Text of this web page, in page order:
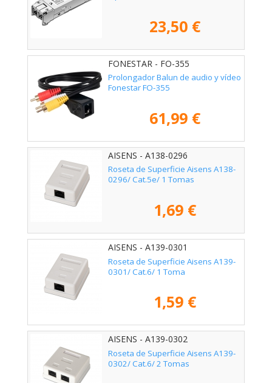
23,50 €
FONESTAR - FO-355
Prolongador Balun de audio y vídeo
Fonestar FO-355
61,99 €
AISENS - A138-0296
Roseta de Superficie Aisens A138-
0296/ Cat.5e/ 1 Tomas
1,69 €
AISENS - A139-0301
Roseta de Superficie Aisens A139-
0301/ Cat.6/ 1 Toma
1,59 €
AISENS - A139-0302
Roseta de Superficie Aisens A139-
0302/ Cat.6/ 2 Tomas